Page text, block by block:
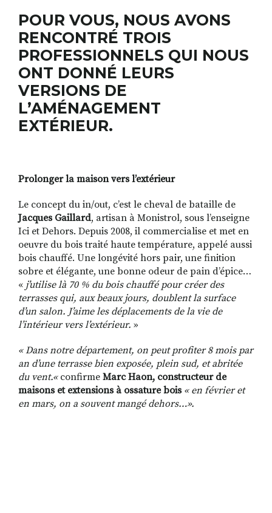
POUR VOUS, NOUS AVONS
RENCONTRÉ TROIS
PROFESSIONNELS QUI NOUS
ONT DONNÉ LEURS
VERSIONS DE
L’AMÉNAGEMENT
EXTÉRIEUR.
Prolonger la maison vers l’extérieur
Le concept du in/out, c’est le cheval de bataille de
Jacques Gaillard, artisan à Monistrol, sous l’enseigne
Ici et Dehors. Depuis 2008, il commercialise et met en
oeuvre du bois traité haute température, appelé aussi
bois chauffé. Une longévité hors pair, une finition
sobre et élégante, une bonne odeur de pain d’épice…
« j’utilise là 70 % du bois chauffé pour créer des
terrasses qui, aux beaux jours, doublent la surface
d’un salon. J’aime les déplacements de la vie de
l’intérieur vers l’extérieur. »
« Dans notre département, on peut profiter 8 mois par
an d’une terrasse bien exposée, plein sud, et abritée
du vent.« confirme Marc Haon, constructeur de
maisons et extensions à ossature bois « en février et
en mars, on a souvent mangé dehors…».